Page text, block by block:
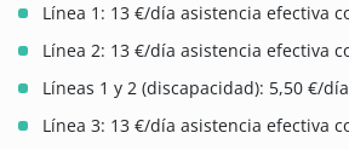
Línea 1: 13 €/día asistencia efectiva
Línea 2: 13 €/día asistencia efectiva
Líneas 1 y 2 (discapacidad): 5,50 €/
Línea 3: 13 €/día asistencia efectiva